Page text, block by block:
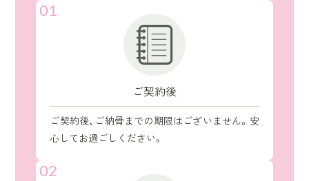
01
ご契約後
ご契約後、ご納骨までの期限はございません。安
心してお過ごしください。
02